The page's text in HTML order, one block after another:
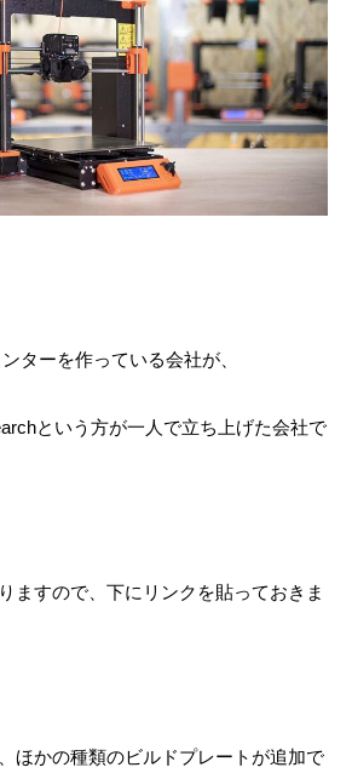
ターを作っている会社が、
という方が一人で立ち上げた会社で
ますので、下にリンクを貼っておきま
ほかの種類のビルドプレートが追加で